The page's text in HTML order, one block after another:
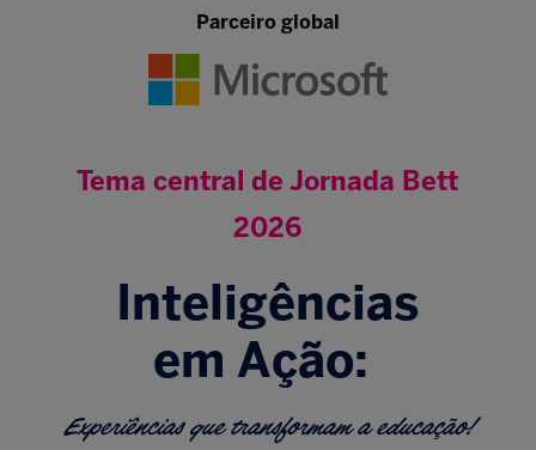
Parceiro global
Tema central de Jornada Bett
2026
Inteligências
em Ação:
Experiências que transformam a educação!